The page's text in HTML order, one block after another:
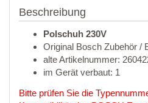
Beschreibung
Polschuh 230V
Original Bosch Zubehör /
alte Artikelnummer:
im Gerät verbaut: 1
Bitte prüfen Sie die